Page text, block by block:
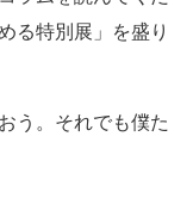
る特別展」を盛り
う。それでも僕た